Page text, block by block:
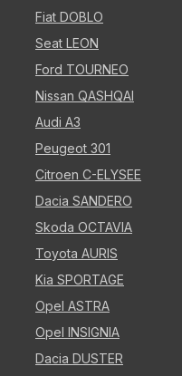
Fiat DOBLO
Seat LEON
Ford TOURNEO
Nissan QASHQAI
Audi A3
Peugeot 301
Citroen C-ELYSEE
Dacia SANDERO
Skoda OCTAVIA
Toyota AURIS
Kia SPORTAGE
Opel ASTRA
Opel INSIGNIA
Dacia DUSTER